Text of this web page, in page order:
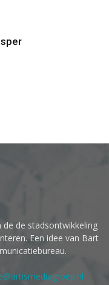
de stadsontwikkeling
Een idee van Bart